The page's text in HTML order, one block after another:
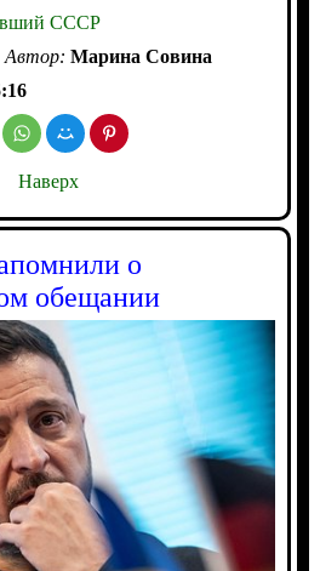
СССР
Автор: Марина Совина
Наверх
о
обещании